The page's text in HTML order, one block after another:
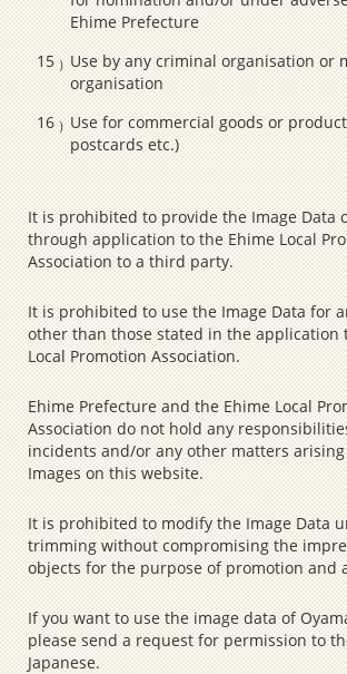
Ehime Prefecture
Use by any criminal organisation or
organisation
Use for commercial goods or
postcards etc.)
It is prohibited to provide the Image Data
through application to the Ehime Local
Association to a third party.
It is prohibited to use the Image Data for
other than those stated in the application
Local Promotion Association.
Ehime Prefecture and the Ehime Local
Association do not hold any
incidents and/or any other matters
Images on this website.
It is prohibited to modify the Image Data
trimming without compromising the
objects for the purpose of promotion and
If you want to use the image data of
please send a request for permission to
Japanese.